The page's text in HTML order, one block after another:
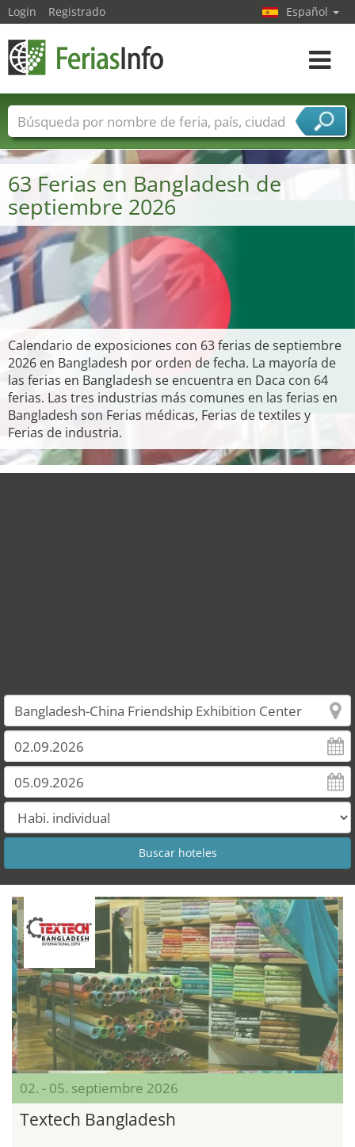
63 Ferias en Bangladesh de
septiembre 2026
Calendario de exposiciones con 63 ferias de septiembre
2026 en Bangladesh por orden de fecha. La mayoría de
las ferias en Bangladesh se encuentra en Daca con 64
ferias. Las tres industrias más comunes en las ferias en
Bangladesh son Ferias médicas, Ferias de textiles y
Ferias de industria.
02. - 05. septiembre 2026
Textech Bangladesh
Login Registrado Español
toggle
Nombres de ferias Países
Ciudades
Sectores de ferias
Sectores de proveedor de servicios